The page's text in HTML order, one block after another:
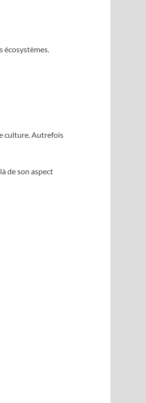
écosystèmes.
culture. Autrefois
de son aspect